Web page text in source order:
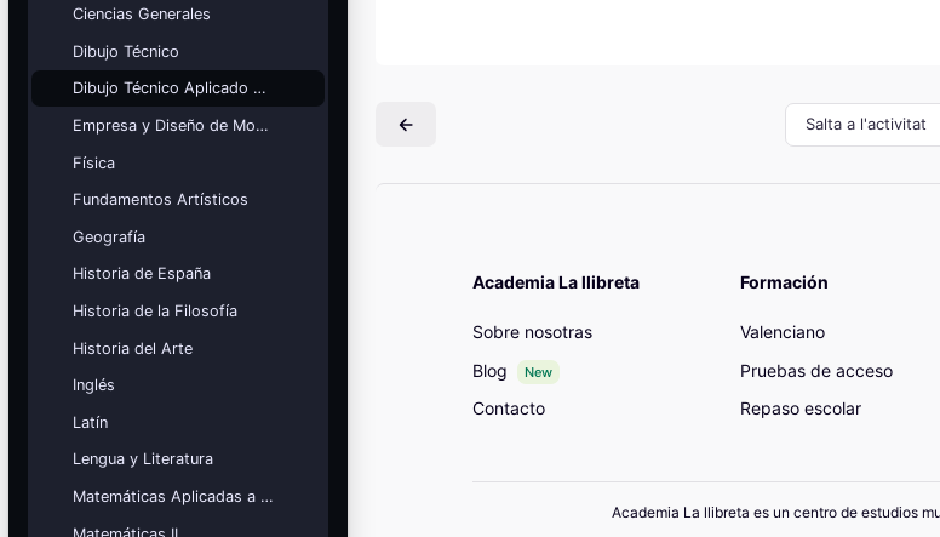
Mis cursos
¡Nos GUSTA lo que hacemos y se
NOTA!
Blocs
Ciencias Generales
Dibujo Técnico
Dibujo Técnico Aplicado a las Artes
Empresa y Diseño de Modelos de Negocio
Física
Fundamentos Artísticos
Geografía
Historia de España
Historia de la Filosofía
Historia del Arte
Inglés
Latín
Lengua y Literatura
Matemáticas Aplicadas a las Ciencias Sociales
Salta a l'activitat
Academia La llibreta
Sobre nosotras
Blog
New
Contacto
Formación
Valenciano
Pruebas de acceso
Repaso escolar
Academia La llibreta es un centro de estudios